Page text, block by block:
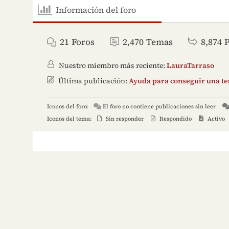
Información del foro
21 Foros 2,470 Temas 8,874
Nuestro miembro más reciente:LauraTarraso
Última publicación:Ayuda para conseguir una
Iconos del foro: El foro no contiene publicaciones sin leer
Iconos del tema:
Sin responder Respondido Activo